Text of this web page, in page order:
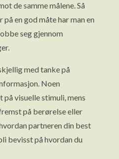
de samme målene. Så
en god måte har man en
seg gjennom
med tanke på
Noen
på visuelle stimuli, mens
på berørelse eller
partneren din best
bevisst på hvordan du